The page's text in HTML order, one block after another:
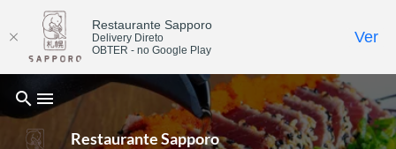
search menu
Restaurante Sapporo
Restaurante Sapporo
Delivery Direto
OBTER - no Google Play
Ver